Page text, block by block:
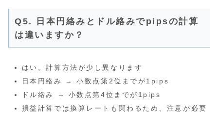
Q5. 日本円絡みとドル絡みでpipsの計算
は違いますか？
はい。計算方法が少し異なります
日本円絡み → 小数点第2位までが1pips
ドル絡み → 小数点第4位までが1pips
損益計算では換算レートも関わるため、注意が必要